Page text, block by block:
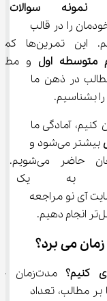
نمونه
دانسته‌های خودمان را در قالب
پاسخ‌های دقیق و منظم ارائه کنیم. این
متوسطه اول و
در ذهن ما
بشناسیم.
آمادگی ما
بیشتر می‌شود و
با آرامش بالاتری در جلسه امتحان
به
سایت آی نو مراجعه
کنیم؟
مطالب، تعداد